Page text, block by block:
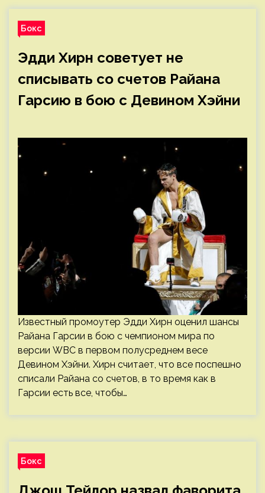
Бокс
Эдди Хирн советует не
списывать со счетов Райана
Гарсию в бою с Девином Хэйни
Известный промоутер Эдди Хирн оценил шансы
Райана Гарсии в бою с чемпионом мира по
версии WBC в первом полусреднем весе
Девином Хэйни. Хирн считает, что все поспешно
списали Райана со счетов, в то время как в
Гарсии есть все, чтобы…
Бокс